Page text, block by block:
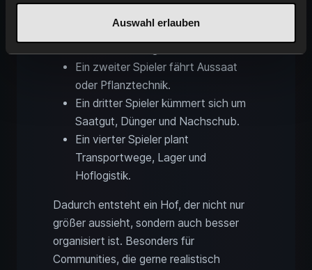
Auswahl erlauben
Ein zweiter Spieler fährt Aussaat
oder Pflanztechnik.
Ein dritter Spieler kümmert sich um
Saatgut, Dünger und Nachschub.
Ein vierter Spieler plant
Transportwege, Lager und
Hoflogistik.
Dadurch entsteht ein Hof, der nicht nur
größer aussieht, sondern auch besser
organisiert ist. Besonders für
Communities, die gerne realistisch